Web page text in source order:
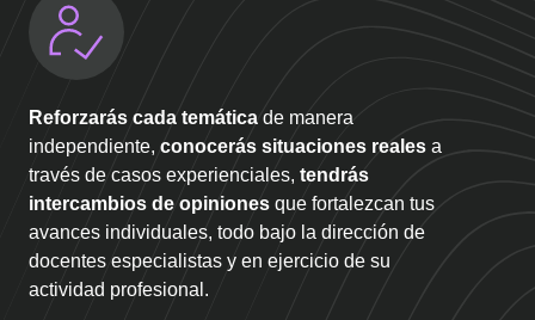
Reforzarás cada temática de manera
independiente, conocerás situaciones reales a
través de casos experienciales, tendrás
intercambios de opiniones que fortalezcan tus
avances individuales, todo bajo la dirección de
docentes especialistas y en ejercicio de su
actividad profesional.